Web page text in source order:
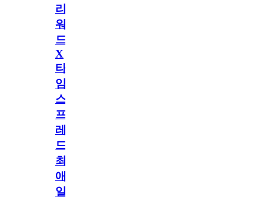
리
워
드
X
타
임
스
프
레
드]
최
애
일